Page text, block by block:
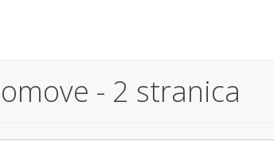
- 2 stranica